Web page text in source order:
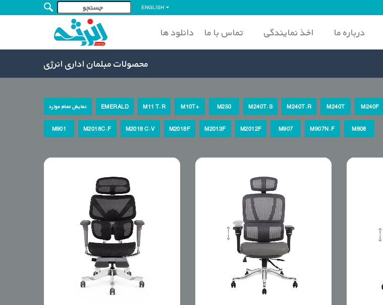
ENGLISH
درباره ما اخذ نمایندگی تماس با ما دانلود ها
محصولات مبلمان اداری انرژی
نمایش تمام موارد EMERALD M11 T.R M10T+ M250 M240T.S M240T.R M240T M240F
M901 M2018C.F M2018 C.V M2018F M2013F M2012F M907 M907N.F M808